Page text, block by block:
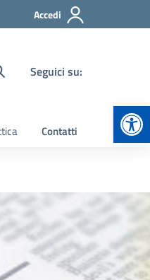
Accedi
Seguici su:
Contatti